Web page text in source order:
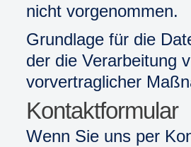
nicht vorgenommen.
Grundlage für die
der die Verarbeitung
vorvertraglicher
Kontaktformular
Wenn Sie uns per